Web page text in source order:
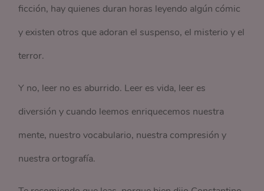
ficción, hay quienes duran horas leyendo algún cómic
y existen otros que adoran el suspenso, el misterio y el
terror.
Y no, leer no es aburrido. Leer es vida, leer es
diversión y cuando leemos enriquecemos nuestra
mente, nuestro vocabulario, nuestra compresión y
nuestra ortografía.